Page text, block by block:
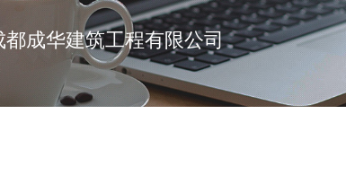
都成华建筑工程有限公司